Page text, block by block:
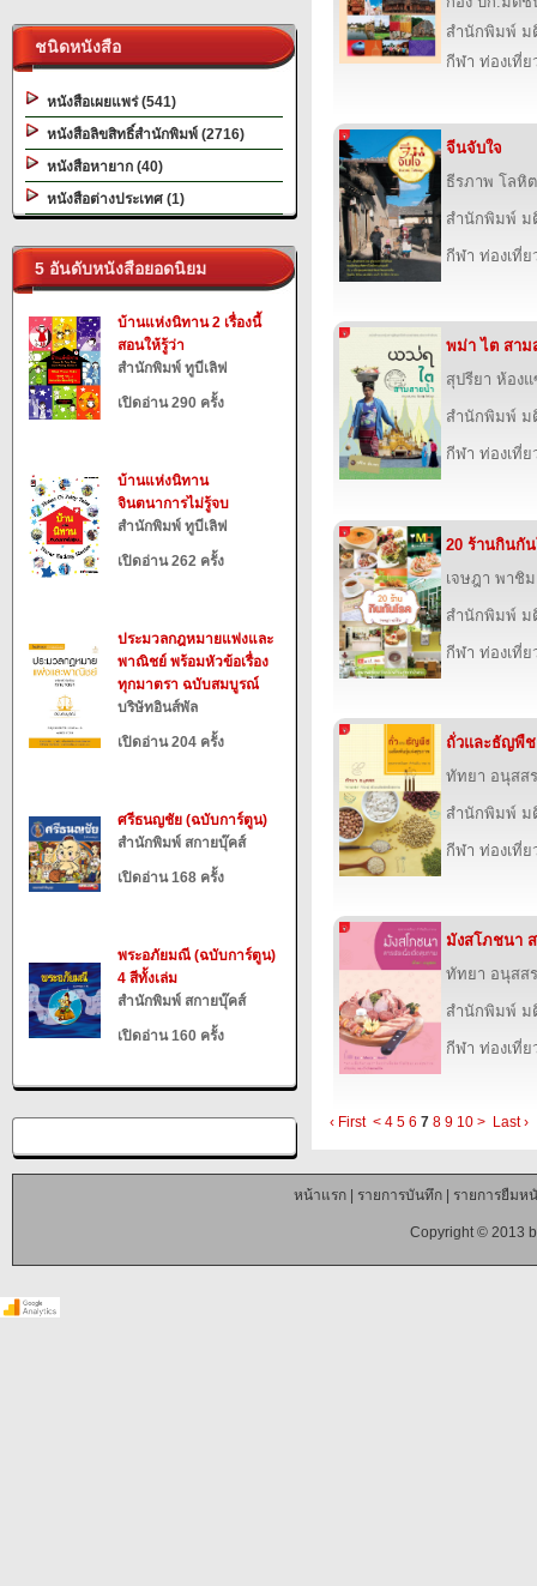
ชนิดหนังสือ
หนังสือเผยแพร่ (541)
หนังสือลิขสิทธิ์สำนักพิมพ์ (2716)
หนังสือหายาก (40)
หนังสือต่างประเทศ (1)
5 อันดับหนังสือยอดนิยม
บ้านแห่งนิทาน 2 เรื่องนี้
สอนให้รู้ว่า
สำนักพิมพ์ ทูบีเลิฟ
เปิดอ่าน 290 ครั้ง
บ้านแห่งนิทาน
จินตนาการไม่รู้จบ
สำนักพิมพ์ ทูบีเลิฟ
เปิดอ่าน 262 ครั้ง
ประมวลกฎหมายแพ่งและ
พาณิชย์ พร้อมหัวข้อเรื่อง
ทุกมาตรา ฉบับสมบูรณ์
บริษัทอินส์พัล
เปิดอ่าน 204 ครั้ง
ศรีธนญชัย (ฉบับการ์ตูน)
สำนักพิมพ์ สกายบุ๊คส์
เปิดอ่าน 168 ครั้ง
พระอภัยมณี (ฉบับการ์ตูน)
4 สีทั้งเล่ม
สำนักพิมพ์ สกายบุ๊คส์
เปิดอ่าน 160 ครั้ง
สำนักพิมพ์ ม
กีฬา ท่องเที่
จีนจับใจ
ธีรภาพ โลหิ
สำนักพิมพ์ ม
กีฬา ท่องเที่
พม่า ไต สาม
สุปรียา ห้องแ
สำนักพิมพ์ ม
กีฬา ท่องเที่
20 ร้านกินกั
เจษฎา พาชิม
สำนักพิมพ์ ม
กีฬา ท่องเที่
ถั่วและธัญพื
ทัทยา อนุสสร
สำนักพิมพ์ ม
กีฬา ท่องเที่
มังสโภชนา
ทัทยา อนุสสร
สำนักพิมพ์ ม
กีฬา ท่องเที่
‹ First < 4 5 6 7 8 9 10 > Last ›
หน้าแรก| รายการบันทึก| รายการยืมห
Copyright © 2013